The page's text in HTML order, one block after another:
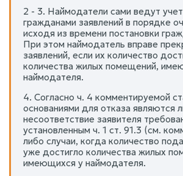
2 - 3. Наймодатели сами ведут
гражданами заявлений в порядке
исходя из времени постановки
При этом наймодатель вправе
заявлений, если их количество
количества жилых помещений,
наймодателя.
4. Согласно ч. 4 комментируемой
основаниями для отказа являются
несоответствие заявителя
установленным ч. 1 ст. 91.3 (см.
либо случаи, когда количество
уже достигло количества жилых
имеющихся у наймодателя.